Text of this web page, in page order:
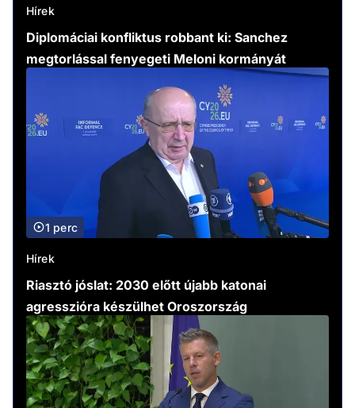
Hírek
Diplomáciai konfliktus robbant ki: Sanchez
megtorlással fenyegeti Meloni kormányát
1 perc
Hírek
Riasztó jóslat: 2030 előtt újabb katonai
agresszióra készülhet Oroszország